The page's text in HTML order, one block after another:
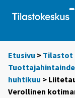
Etusivu > Tilastot
huhtikuu >
Verollinen